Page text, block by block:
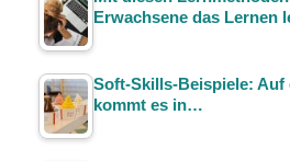
Erwachsene das Lernen
Soft-Skills-Beispiele: Auf
kommt es in…